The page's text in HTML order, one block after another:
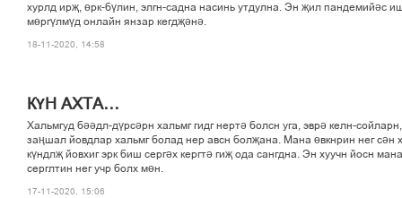
хурлд ирҗ, өрк-бүлин, элгн-садна насинь утдулна. Эн җил пандемийәс
мөргүлмүд онлайн янзар кегдҗәнә.
18-11-2020, 14:58
КҮН АХТА…
Хальмгуд бәәдл-дүрсәрн хальмг гидг нертә болсн уга, эврә келн-
заңшал йовдлар хальмг болад нер авсн болҗана. Мана өвкнрин нег сән
күндлҗ йовхиг эрк биш сергәх кергтә гиҗ ода сангдна. Эн хуучн йосн
серглтин нег учр болх мөн.
17-11-2020, 15:06